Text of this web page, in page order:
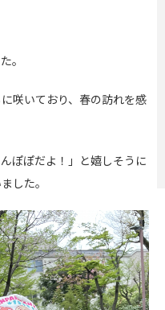
。
咲いており、春の訪れを感
ぽぽだよ！」と嬉しそうに
した。